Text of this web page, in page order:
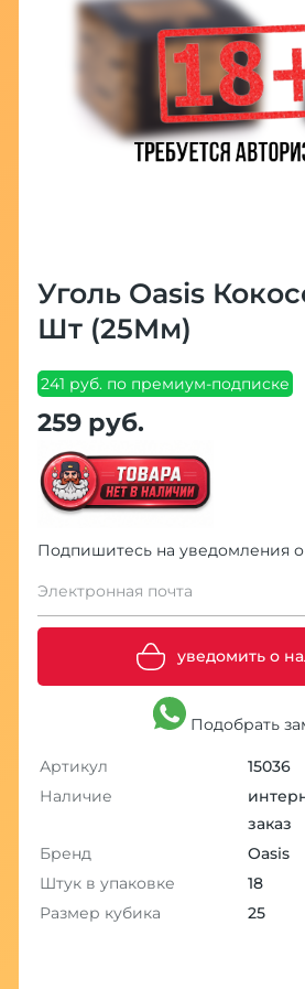
Уголь Oasis
Шт (25Мм)
241 руб. по премиум-подписке
259 руб.
Подпишитесь на уведомления
Электронная почта
уведомить о
Подобрать
Артикул
15036
Наличие
заказ
Бренд
Oasis
Штук в упаковке
18
Размер кубика
25